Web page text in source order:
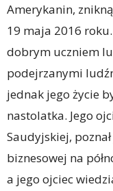
Amerykanin,
19 maja 2016
dobrym uczniem
podejrzanymi
jednak jego życie
nastolatka. Jego
Saudyjskiej,
biznesowej na
a jego ojciec